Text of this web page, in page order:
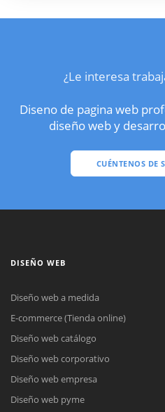
¿Le interesa
Diseno de pagina web
diseño web y
CUÉNTENOS DE
DISEÑO WEB
Diseño web a medida
E-commerce (Tienda online)
Diseño web catálogo
Diseño web corporativo
Diseño web empresa
Diseño web pyme